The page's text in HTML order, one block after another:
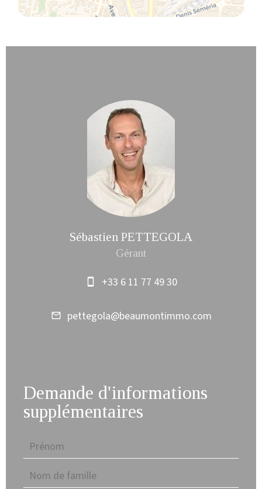
Sébastien PETTEGOLA
Gérant
+33 6 11 77 49 30
pettegola@beaumontimmo.com
Demande d'informations
supplémentaires